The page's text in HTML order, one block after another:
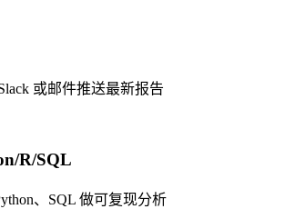
或邮件推送最新报告
R/SQL
、SQL 做可复现分析